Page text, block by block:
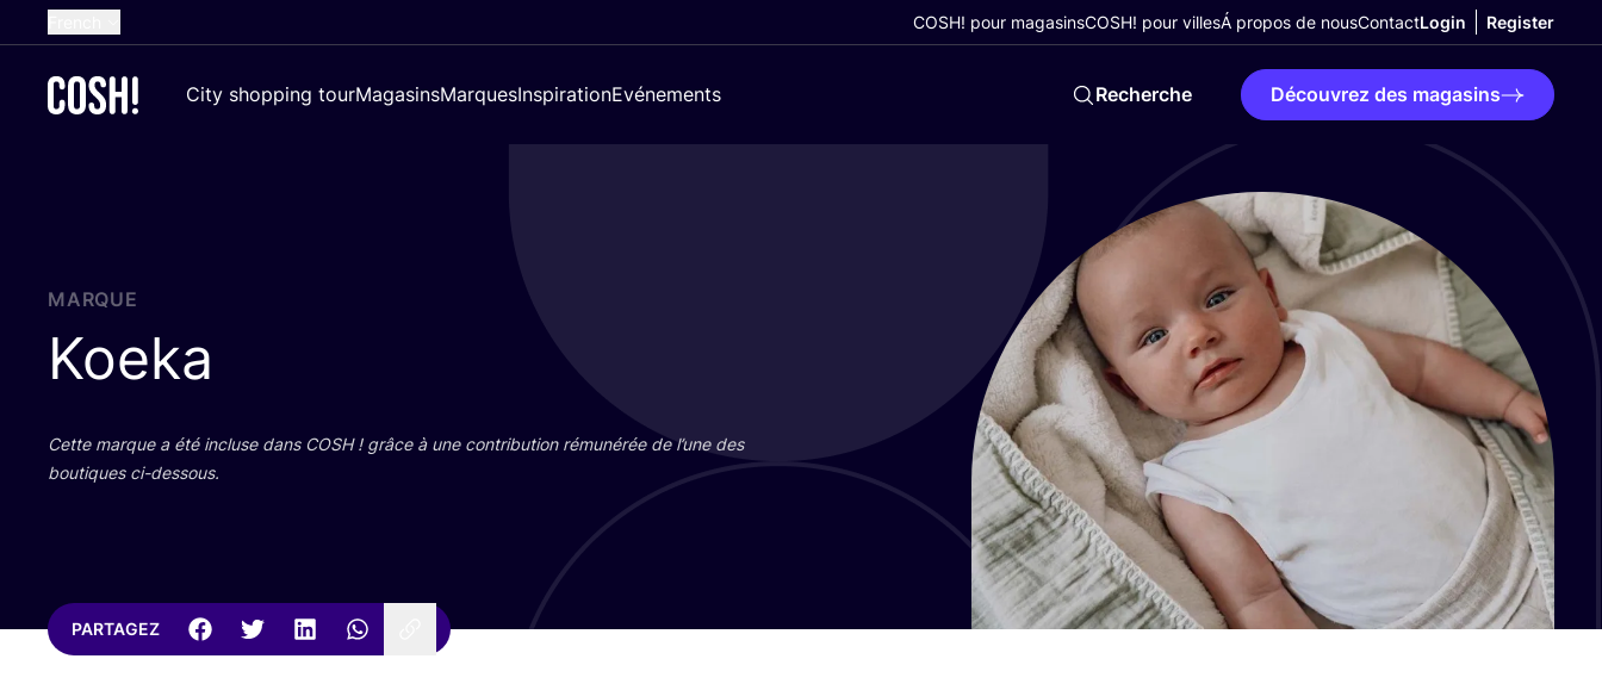
Dutch
COSH! pour magasinsCOSH! pour villesÁ propos de nousContactLogin Register
City shopping tourMagasinsMarquesInspirationEvénements Recherche Découvrez des magasins
MARQUE
Koeka
Cette marque a été incluse dans COSH! grâce à une contri­bu­tion rému­né­rée de l’une des
bou­tiques ci-dessous.
PARTAGEZ